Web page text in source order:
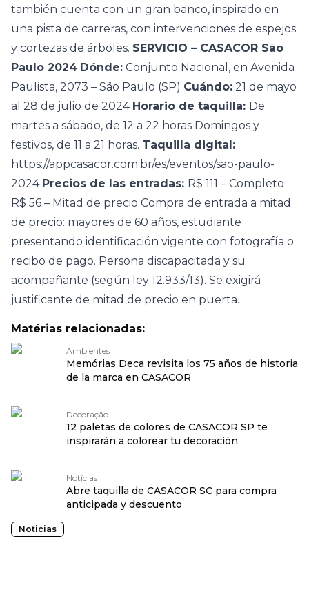
también cuenta con un gran banco, inspirado en
una pista de carreras, con intervenciones de espejos
y cortezas de árboles. SERVICIO – CASACOR São
Paulo 2024 Dónde: Conjunto Nacional, en Avenida
Paulista, 2073 – São Paulo (SP) Cuándo: 21 de mayo
al 28 de julio de 2024 Horario de taquilla: De
martes a sábado, de 12 a 22 horas Domingos y
festivos, de 11 a 21 horas. Taquilla digital:
https://appcasacor.com.br/es/eventos/sao-paulo-
2024 Precios de las entradas: R$ 111 – Completo
R$ 56 – Mitad de precio Compra de entrada a mitad
de precio: mayores de 60 años, estudiante
presentando identificación vigente con fotografía o
recibo de pago. Persona discapacitada y su
acompañante (según ley 12.933/13). Se exigirá
justificante de mitad de precio en puerta.
Matérias relacionadas:
Ambientes
Memórias Deca revisita los 75 años de historia
de la marca en CASACOR
Decoração
12 paletas de colores de CASACOR SP te
inspirarán a colorear tu decoración
Notícias
Abre taquilla de CASACOR SC para compra
anticipada y descuento
Noticias